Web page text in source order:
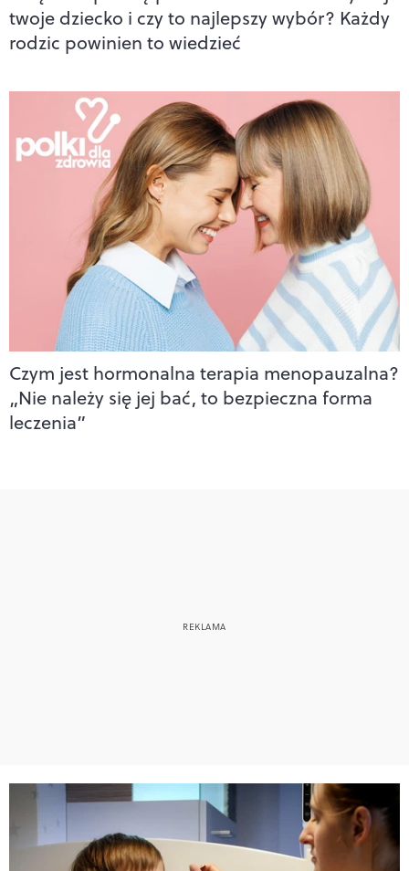
twoje dziecko i czy to najlepszy wybór? Każdy
rodzic powinien to wiedzieć
Czym jest hormonalna terapia menopauzalna?
„Nie należy się jej bać, to bezpieczna forma
leczenia”